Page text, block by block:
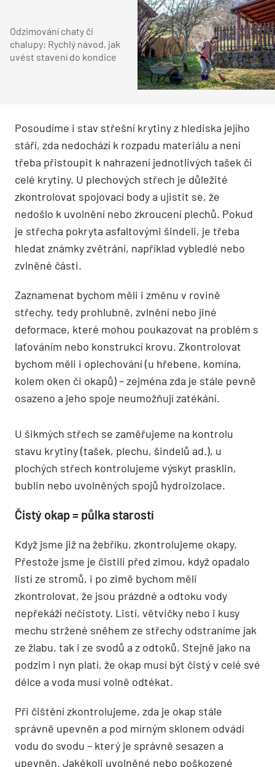
Odzimování chaty či
chalupy: Rychlý návod, jak
uvést stavení do kondice
Posoudíme i stav střešní krytiny z hlediska jejího
stáří, zda nedochází k rozpadu materiálu a není
třeba přistoupit k nahrazení jednotlivých tašek či
celé krytiny. U plechových střech je důležité
zkontrolovat spojovací body a ujistit se, že
nedošlo k uvolnění nebo zkroucení plechů. Pokud
je střecha pokryta asfaltovými šindeli, je třeba
hledat známky zvětrání, například vybledlé nebo
zvlněné části.
Zaznamenat bychom měli i změnu v rovině
střechy, tedy prohlubně, zvlnění nebo jiné
deformace, které mohou poukazovat na problém s
laťováním nebo konstrukcí krovu. Zkontrolovat
bychom měli i oplechování (u hřebene, komína,
kolem oken či okapů) – zejména zda je stále pevně
osazeno a jeho spoje neumožňují zatékání.
U šikmých střech se zaměřujeme na kontrolu
stavu krytiny (tašek, plechu, šindelů ad.), u
plochých střech kontrolujeme výskyt prasklin,
bublin nebo uvolněných spojů hydroizolace.
Čistý okap = půlka starostí
Když jsme již na žebříku, zkontrolujeme okapy.
Přestože jsme je čistili před zimou, když opadalo
listí ze stromů, i po zimě bychom měli
zkontrolovat, že jsou prázdné a odtoku vody
nepřekáží nečistoty. Listí, větvičky nebo i kusy
mechu stržené sněhem ze střechy odstraníme jak
ze žlabu, tak i ze svodů a z odtoků. Stejně jako na
podzim i nyn platí, že okap musí být čistý v celé své
délce a voda musí volně odtékat.
Při čištění zkontrolujeme, zda je okap stále
správně upevněn a pod mírným sklonem odvádí
vodu do svodu – který je správně sesazen a
upevněn. Jakékoli uvolněné nebo poškozené